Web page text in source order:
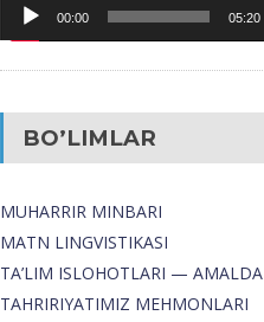
00:00 05:20
BO’LIMLAR
MUHARRIR MINBARI
MATN LINGVISTIKASI
TA’LIM ISLOHOTLARI — AMALDA
TAHRIRIYATIMIZ MEHMONLARI